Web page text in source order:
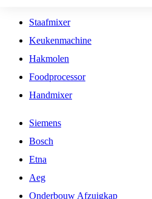
Staafmixer
Keukenmachine
Hakmolen
Foodprocessor
Handmixer
Siemens
Bosch
Etna
Aeg
Onderbouw Afzuigkap